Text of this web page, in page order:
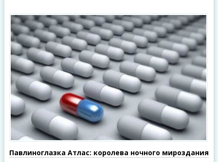
Павлиноглазка Атлас: королева ночного мироздания